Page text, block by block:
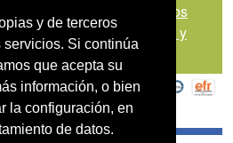
y de terceros
servicios. Si continúa
que acepta su
información, o bien
la configuración, en
de datos.
de Tratamiento de Datos
de Seguridad, Términos y
de Uso